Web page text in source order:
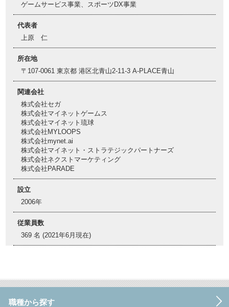
ゲームサービス事業、スポーツDX事業
代表者
上原 仁
所在地
〒107-0061 東京都 港区北青山2-11-3 A-PLACE青山
関連会社
株式会社セガ
株式会社マイネットゲームス
株式会社マイネット琉球
株式会社MYLOOPS
株式会社mynet.ai
株式会社マイネット・ストラテジックパートナーズ
株式会社ネクストマーケティング
株式会社PARADE
設立
2006年
従業員数
369 名 (2021年6月現在)
職種から探す